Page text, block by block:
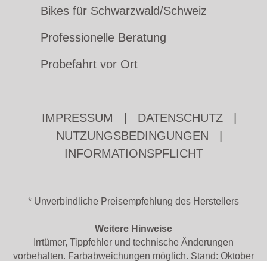
Bikes für Schwarzwald/Schweiz
Professionelle Beratung
Probefahrt vor Ort
IMPRESSUM DATENSCHUTZ
NUTZUNGSBEDINGUNGEN
INFORMATIONSPFLICHT
* Unverbindliche Preisempfehlung des Herstellers
Weitere Hinweise
Irrtümer, Tippfehler und technische Änderungen
vorbehalten. Farbabweichungen möglich. Stand: Oktober